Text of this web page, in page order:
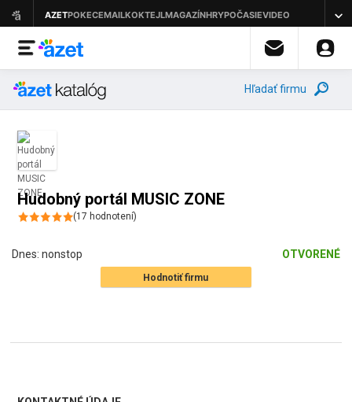
Hľadať firmu
Hudobný portál MUSIC ZONE
(17 hodnotení)
Dnes: nonstop OTVORENÉ
Hodnotiť firmu